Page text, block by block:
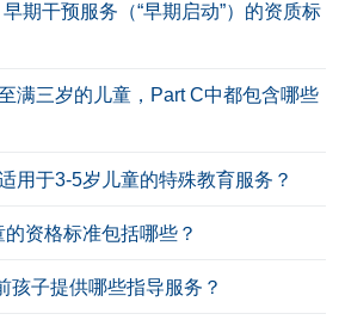
期干预服务（“早期启动”）的资质标
满三岁的儿童，Part C中都包含哪些
用于3-5岁儿童的特殊教育服务？
资格标准包括哪些？
孩子提供哪些指导服务？